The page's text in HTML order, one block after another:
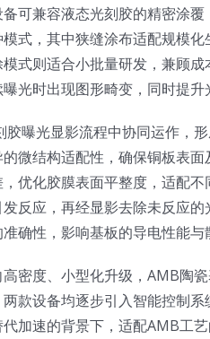
可兼容液态光刻胶的精密涂
式，其中狭缝涂布适配规模
式则适合小批量研发，兼顾
光时出现图形畸变，同时提
曝光显影流程中协同运作，
微结构适配性，确保铜板表
优化胶膜表面平整度，适配
反应，再经显影去除未反应
确性，影响基板的导电性能与
密度、小型化升级，AMB陶
款设备均逐步引入智能控制
加速的背景下，适配AMB工